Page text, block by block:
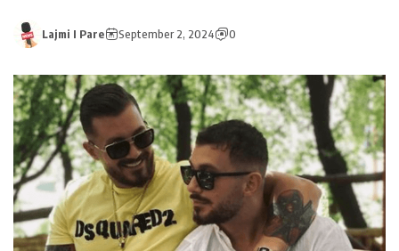
Lajmi I Pare September 2, 2024 0